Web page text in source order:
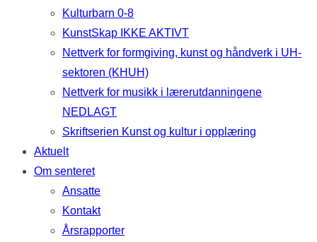
Kulturbarn 0-8
KunstSkap IKKE AKTIVT
Nettverk for formgiving, kunst og håndverk i UH-
sektoren (KHUH)
Nettverk for musikk i lærerutdanningene
NEDLAGT
Skriftserien Kunst og kultur i opplæring
Aktuelt
Om senteret
Ansatte
Kontakt
Årsrapporter